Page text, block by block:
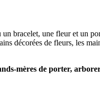
bracelet, une fleur et un
décorées de fleurs, les
mères de porter,